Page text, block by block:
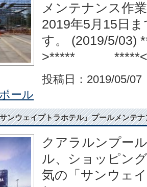
メンテナンス作
2019年5月15日
す。 (2019/5/03)
>*****
投稿日：2019/05/
ール
ンウェイプトラホテル』プールメンテ
クアラルンプー
ル、ショッピン
気の「サンウェ